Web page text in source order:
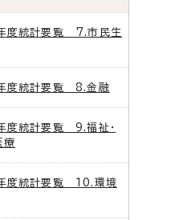
度統計要覧 7.市民生
度統計要覧 8.金融
度統計要覧 9.福祉・
療
度統計要覧 10.環境